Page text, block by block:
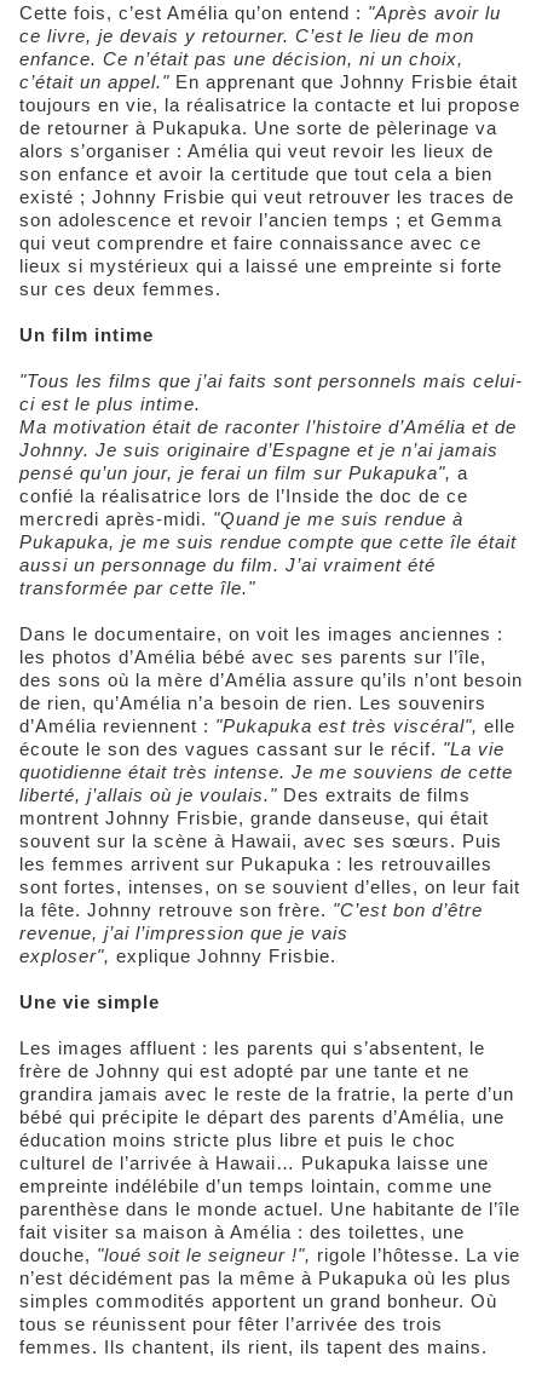
Cette fois, c’est Amélia qu’on entend : "Après avoir lu
ce livre, je devais y retourner. C’est le lieu de mon
enfance. Ce n’était pas une décision, ni un choix,
c’était un appel." En apprenant que Johnny Frisbie était
toujours en vie, la réalisatrice la contacte et lui propose
de retourner à Pukapuka. Une sorte de pèlerinage va
alors s’organiser : Amélia qui veut revoir les lieux de
son enfance et avoir la certitude que tout cela a bien
existé ; Johnny Frisbie qui veut retrouver les traces de
son adolescence et revoir l’ancien temps ; et Gemma
qui veut comprendre et faire connaissance avec ce
lieux si mystérieux qui a laissé une empreinte si forte
sur ces deux femmes.
Un film intime
"Tous les films que j’ai faits sont personnels mais celui-
ci est le plus intime.
Ma motivation était de raconter l’histoire d’Amélia et de
Johnny. Je suis originaire d’Espagne et je n’ai jamais
pensé qu’un jour, je ferai un film sur Pukapuka", a
confié la réalisatrice lors de l’Inside the doc de ce
mercredi après-midi. "Quand je me suis rendue à
Pukapuka, je me suis rendue compte que cette île était
aussi un personnage du film. J’ai vraiment été
transformée par cette île."
Dans le documentaire, on voit les images anciennes :
les photos d’Amélia bébé avec ses parents sur l’île,
des sons où la mère d’Amélia assure qu’ils n’ont besoin
de rien, qu’Amélia n’a besoin de rien. Les souvenirs
d’Amélia reviennent : "Pukapuka est très viscéral", elle
écoute le son des vagues cassant sur le récif. "La vie
quotidienne était très intense. Je me souviens de cette
liberté, j’allais où je voulais." Des extraits de films
montrent Johnny Frisbie, grande danseuse, qui était
souvent sur la scène à Hawaii, avec ses sœurs. Puis
les femmes arrivent sur Pukapuka : les retrouvailles
sont fortes, intenses, on se souvient d’elles, on leur fait
la fête. Johnny retrouve son frère. "C’est bon d’être
revenue, j’ai l’impression que je vais
exploser", explique Johnny Frisbie.
Une vie simple
Les images affluent : les parents qui s’absentent, le
frère de Johnny qui est adopté par une tante et ne
grandira jamais avec le reste de la fratrie, la perte d’un
bébé qui précipite le départ des parents d’Amélia, une
éducation moins stricte plus libre et puis le choc
culturel de l’arrivée à Hawaii… Pukapuka laisse une
empreinte indélébile d’un temps lointain, comme une
parenthèse dans le monde actuel. Une habitante de l’île
fait visiter sa maison à Amélia : des toilettes, une
douche, "loué soit le seigneur !", rigole l’hôtesse. La vie
n’est décidément pas la même à Pukapuka où les plus
simples commodités apportent un grand bonheur. Où
tous se réunissent pour fêter l’arrivée des trois
femmes. Ils chantent, ils rient, ils tapent des mains.